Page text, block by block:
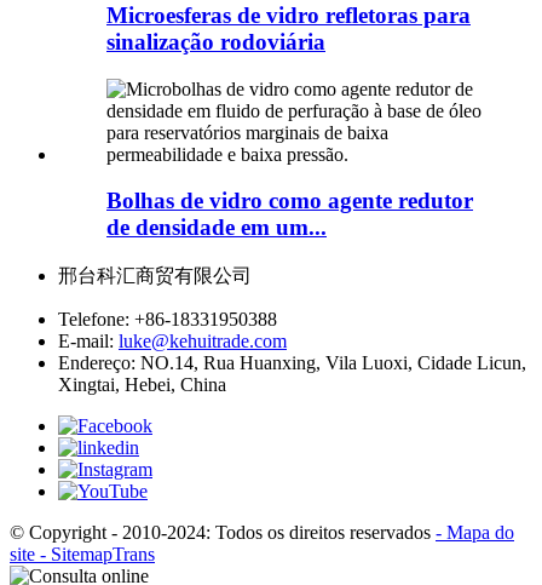
Microesferas de vidro refletoras para
sinalização rodoviária
Bolhas de vidro como agente redutor
de densidade em um...
邢台科汇商贸有限公司
Telefone: +86-18331950388
E-mail: luke@kehuitrade.com
Endereço: NO.14, Rua Huanxing, Vila Luoxi, Cidade Licun,
Xingtai, Hebei, China
© Copyright - 2010-2024: Todos os direitos reservados - Mapa do
site - SitemapTrans